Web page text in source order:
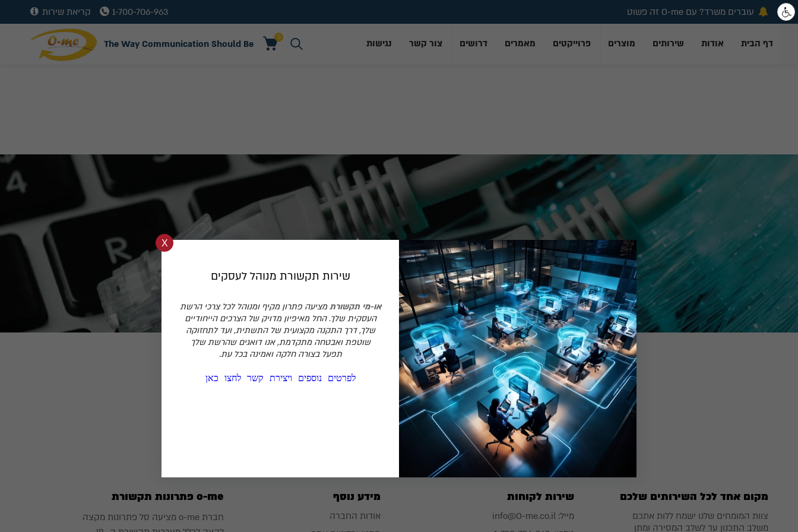
עוברים משרד? עם O-me זה פשוט
עוברים משרד? עם O-me זה פשוט
קריאת שירות 1-700-706-963
The Way Communication Should Be דף הבית אודות שירותים מוצרים פרוייקטים מאמרים דרושים צור קשר נגישות
0
0
₪
תקשורת אופטית ואלחוטית
תשתיות כבילה וסיבים אופטים
הקמת תשתיות והתקנת מערכות תקשורת מתקדמות דורשים ידע, ניסיון ומקצועיות,
החברה מתמחה באינטגרציה לפיתוח תשתיות פסיביות ופעילויות מקבילות המשיקות
ומשלימות בתחום התקשורת.
מקום אחד לכל השירותים שלכם
צוות המומחים שלנו ישמח ללות אתכם
משלב התכנון עד לשלב המסירה ומתן
שירות לקוחות
מייל: info@O-me.co.il
מידע נוסף
אודות החברה
o-me פתרונות תקשורת
חברת o-me מציעה סל פתרונות מקצה
שירות תקשורת מנוהל לעסקים
או-מי תקשורתמציעה פתרון מקיף ומנוהל לכל צרכי הרשת
העסקית שלך. החל מאיפיון מדויק של הצרכים הייחודיים
שלך, דרך התקנה מקצועית של התשתית, ועד לתחזוקה
שוטפת ואבטחה מתקדמת, אנו דואגים שהרשת שלך
תפעל בצורה חלקה ואמינה בכל עת.
לפרטים נוספים ויצירת קשר לחצו כאן